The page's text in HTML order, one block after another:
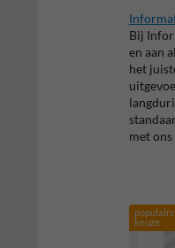
Bij
en aan
het
met
keuze